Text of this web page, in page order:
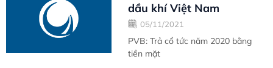
dầu khí Việt Nam
05/11/2021
PVB: Trả cổ tức năm 2020 bằng
tiền mặt